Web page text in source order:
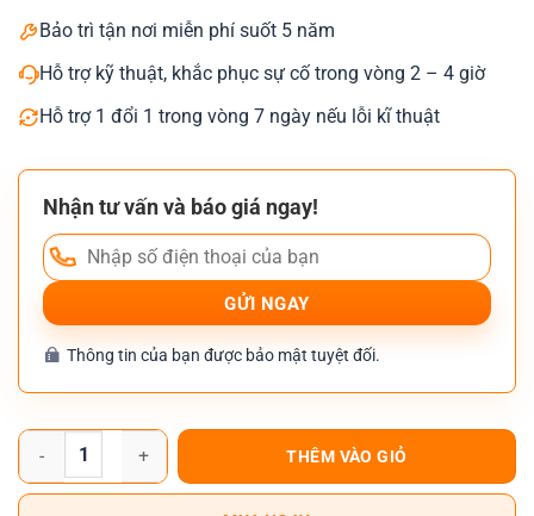
Bảo trì tận nơi miễn phí suốt 5 năm
Hỗ trợ kỹ thuật, khắc phục sự cố trong vòng 2 – 4 giờ
Hỗ trợ 1 đổi 1 trong vòng 7 ngày nếu lỗi kĩ thuật
Nhận tư vấn và báo giá ngay!
Thông tin của bạn được bảo mật tuyệt đối.
Máy Photocopy Màu Xerox VersaLink C7120 số lượng
THÊM VÀO GIỎ